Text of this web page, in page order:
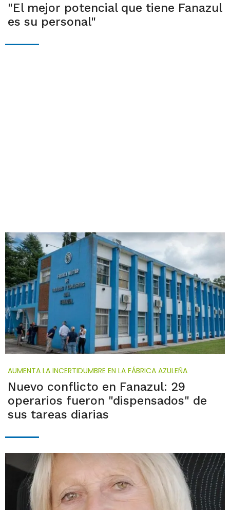
"El mejor potencial que tiene Fanazul
es su personal"
AUMENTA LA INCERTIDUMBRE EN LA FÁBRICA AZULEÑA
Nuevo conflicto en Fanazul: 29
operarios fueron "dispensados" de
sus tareas diarias